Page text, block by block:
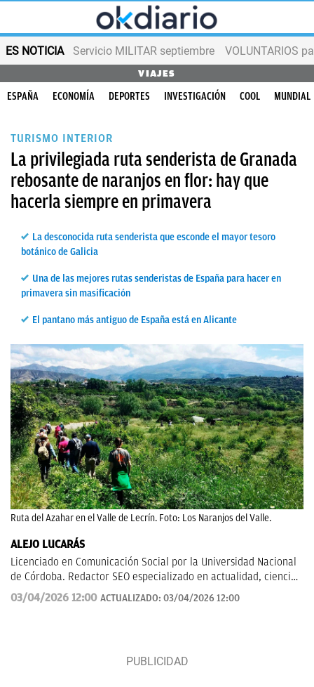
ES NOTICIA Servicio MILITAR septiembre VOLUNTARIOS
VIAJES
ESPAÑA ECONOMÍA DEPORTES INVESTIGACIÓN COOL MUNDIAL
TURISMO INTERIOR
La privilegiada ruta senderista de Granada
rebosante de naranjos en flor: hay que
hacerla siempre en primavera
La desconocida ruta senderista que esconde el mayor tesoro
botánico de Galicia
Una de las mejores rutas senderistas de España para hacer en
primavera sin masificación
El pantano más antiguo de España está en Alicante
Ruta del Azahar en el Valle de Lecrín. Foto: Los Naranjos del Valle.
ALEJO LUCARÁS
Licenciado en Comunicación Social por la Universidad Nacional
de Córdoba. Redactor SEO especializado en actualidad, ciencia
aplicada, tecnología y fenómenos sociales, con un enfoque
divulgativo y orientado a explicar al lector cómo los grandes
03/04/2026 12:00 ACTUALIZADO: 03/04/2026 12:00